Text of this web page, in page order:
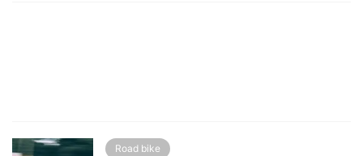
Road bike